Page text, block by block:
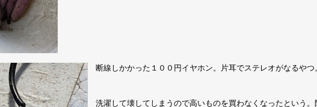
断線しかかった１００円イヤホン。片耳でステレオがなるやつ
洗濯して壊してしまうので高いものを買わなくなったという